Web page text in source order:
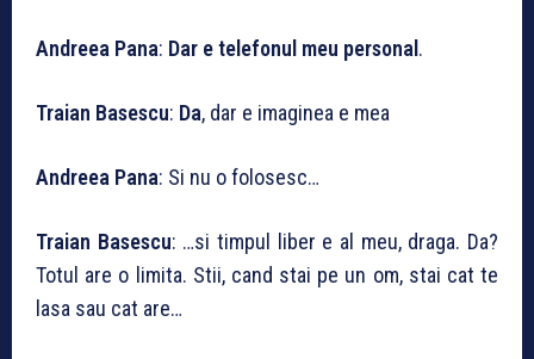
Andreea Pana: Dar e telefonul meu personal .
Traian Basescu: Da, dar e imaginea e mea
Andreea Pana: Si nu o folosesc…
Traian Basescu: …si timpul liber e al meu, draga. Da?
Totul are o limita. Stii, cand stai pe un om, stai cat te
lasa sau cat are…